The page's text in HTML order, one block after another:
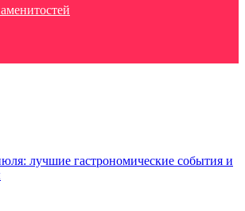
лучшие гастрономические события и